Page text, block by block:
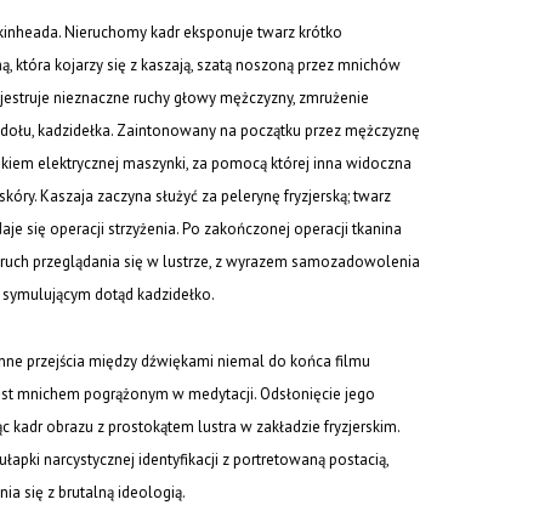
Nieruchomy kadr eksponuje twarz krótko
kojarzy się z kaszają, szatą noszoną przez mnichów
nieznaczne ruchy głowy mężczyzny, zmrużenie
kadzidełka. Zaintonowany na początku przez mężczyznę
elektrycznej maszynki, za pomocą której inna widoczna
Kaszaja zaczyna służyć za pelerynę fryzjerską; twarz
się operacji strzyżenia. Po zakończonej operacji tkanina
przeglądania się w lustrze, z wyrazem samozadowolenia
dotąd kadzidełko.
przejścia między dźwiękami niemal do końca filmu
mnichem pogrążonym w medytacji. Odsłonięcie jego
obrazu z prostokątem lustra w zakładzie fryzjerskim.
narcystycznej identyfikacji z portretowaną postacią,
się z brutalną ideologią.